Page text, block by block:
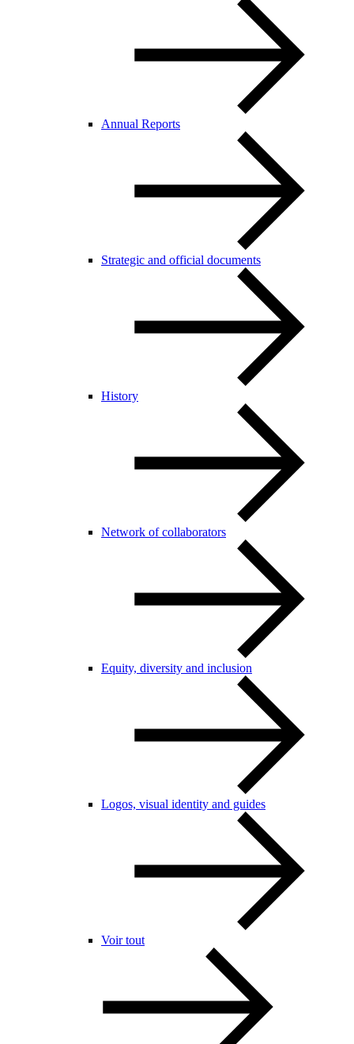
Annual Reports
Strategic and official documents
History
Network of collaborators
Equity, diversity and inclusion
Logos, visual identity and guides
Voir tout